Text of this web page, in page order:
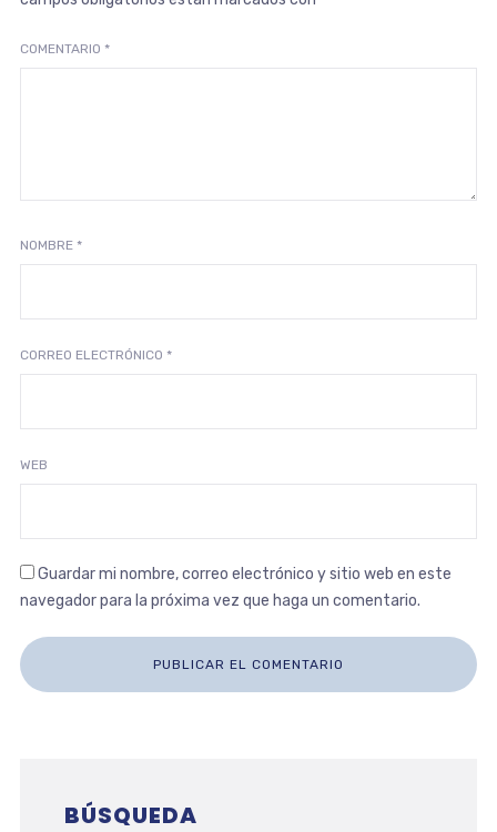
COMENTARIO *
NOMBRE *
CORREO ELECTRÓNICO *
WEB
Guardar mi nombre, correo electrónico y sitio web en este
navegador para la próxima vez que haga un comentario.
BÚSQUEDA